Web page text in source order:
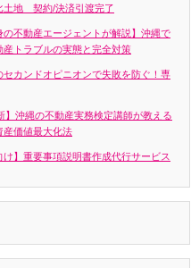
土地 契約/決済引渡完了
の不動産エージェントが解説】沖縄で
産トラブルの実態と完全対策
セカンドオピニオンで失敗を防ぐ！専
】沖縄の不動産実務検定講師が教える
産価値最大化法
け】重要事項説明書作成代行サービス